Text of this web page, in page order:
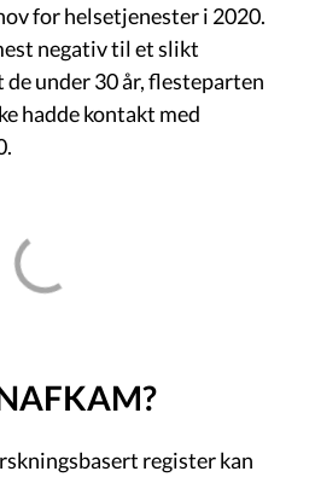
for helsetjenester i 2020.
negativ til et slikt
de under 30 år, flesteparten
hadde kontakt med
register kan